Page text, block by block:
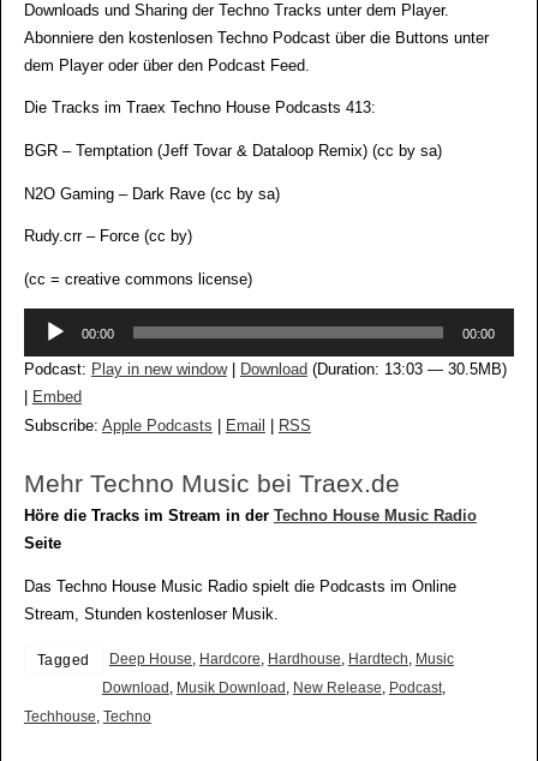
Downloads und Sharing der Techno Tracks unter dem Player.
Abonniere den kostenlosen Techno Podcast über die Buttons unter
dem Player oder über den Podcast Feed.
Die Tracks im Traex Techno House Podcasts 413:
BGR – Temptation (Jeff Tovar & Dataloop Remix) (cc by sa)
N2O Gaming – Dark Rave (cc by sa)
Rudy.crr – Force (cc by)
(cc = creative commons license)
Audio-
00:00 00:00
Podcast: Play in new window| Download (Duration: 13:03 — 30.5MB)
Embed
Subscribe: Apple Podcasts Email RSS
Mehr Techno Music bei Traex.de
Höre die Tracks im Stream in der Techno House Music Radio
Seite
Das Techno House Music Radio spielt die Podcasts im Online
Stream, Stunden kostenloser Musik.
Tagged Deep House Hardcore Hardhouse Hardtech Music
Download Musik Download New Release Podcast,
Techhouse Techno